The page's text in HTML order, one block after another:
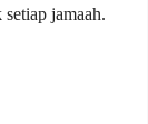
jamaah.